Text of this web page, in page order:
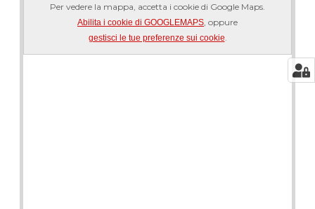
Per vedere la mappa, accetta i cookie di Google Maps.
Abilita i cookie di GOOGLEMAPS , oppure
gestisci le tue preferenze sui cookie